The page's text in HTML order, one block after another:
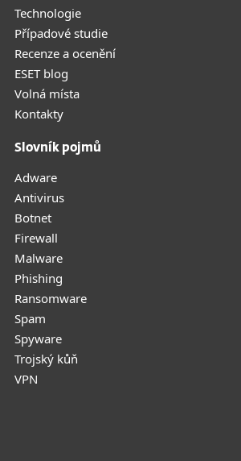
Technologie
Případové studie
Recenze a ocenění
ESET blog
Volná místa
Kontakty
Slovník pojmů
Adware
Antivirus
Botnet
Firewall
Malware
Phishing
Ransomware
Spam
Spyware
Trojský kůň
VPN